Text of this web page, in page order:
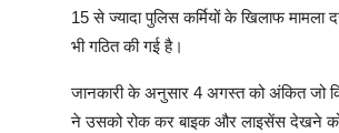
15 से ज्यादा पुलिस कर्मियों के खिलाफ
भी गठित की गई है।
जानकारी के अनुसार 4 अगस्त को अंकित जो
ने उसको रोक कर बाइक और लाइसेंस देखने को